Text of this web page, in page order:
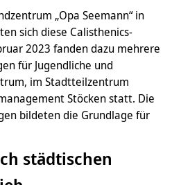
„Opa Seemann“ in
sich diese Calisthenics-
2023 fanden dazu mehrere
für Jugendliche und
im Stadtteilzentrum
Stöcken statt. Die
bildeten die Grundlage für
städtischen